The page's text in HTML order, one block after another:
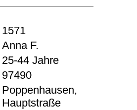
1571
Anna F.
25-44 Jahre
97490
Poppenhausen,
Hauptstraße